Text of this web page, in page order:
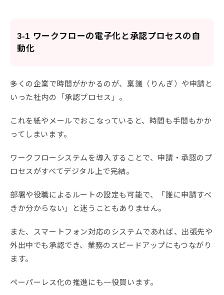
3-1 ワークフローの電子化と承認プロセスの自
動化
多くの企業で時間がかかるのが、稟議（りんぎ）や申請と
いった社内の「承認プロセス」。
これを紙やメールでおこなっていると、時間も手間もかか
ってしまいます。
ワークフローシステムを導入することで、申請・承認のプ
ロセスがすべてデジタル上で完結。
部署や役職によるルートの設定も可能で、「誰に申請すべ
きか分からない」と迷うこともありません。
また、スマートフォン対応のシステムであれば、出張先や
外出中でも承認でき、業務のスピードアップにもつながり
ます。
ペーパーレス化の推進にも一役買います。